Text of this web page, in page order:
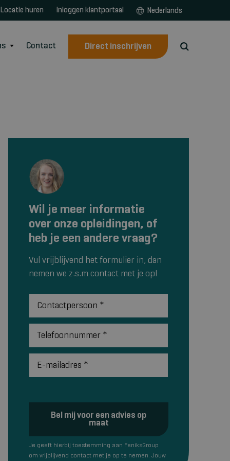
Locatie huren Inloggen klantportaal Nederlands
Contact Direct inschrijven
Wil je meer informatie
over onze opleidingen, of
heb je een andere vraag?
Vul vrijblijvend het formulier in, dan
nemen we z.s.m contact met je op!
Contactpersoon *
Telefoonnummer *
E-mailadres *
Bel mij voor een advies op
maat
Je geeft hierbij toestemming aan FeniksGroup
om vrijblijvend contact met je op te nemen. Jouw